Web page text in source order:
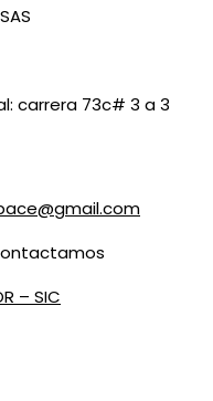
carrera 73c# 3 a 3
– SIC